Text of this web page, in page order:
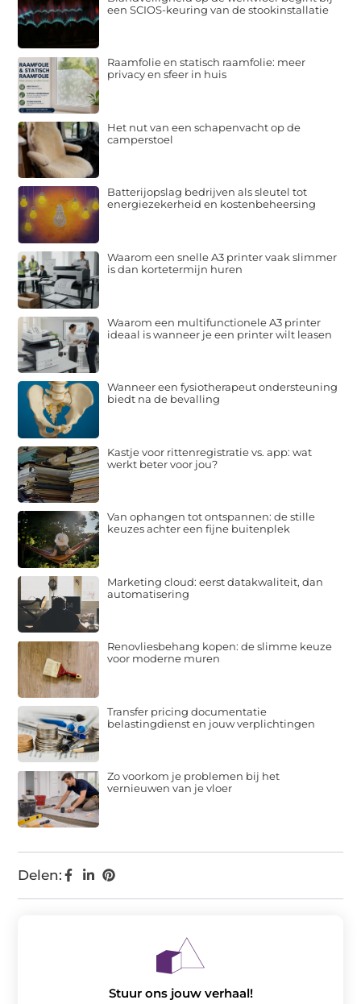
Delen:
een SCIOS-keuring van de stookinstallatie
Raamfolie en statisch raamfolie: meer
privacy en sfeer in huis
Het nut van een schapenvacht op de
camperstoel
Batterijopslag bedrijven als sleutel tot
energiezekerheid en kostenbeheersing
Waarom een snelle A3 printer vaak slimmer
is dan kortetermijn huren
Waarom een multifunctionele A3 printer
ideaal is wanneer je een printer wilt leasen
Wanneer een fysiotherapeut ondersteuning
biedt na de bevalling
Kastje voor rittenregistratie vs. app: wat
werkt beter voor jou?
Van ophangen tot ontspannen: de stille
keuzes achter een fijne buitenplek
Marketing cloud: eerst datakwaliteit, dan
automatisering
Renovliesbehang kopen: de slimme keuze
voor moderne muren
Transfer pricing documentatie
belastingdienst en jouw verplichtingen
Zo voorkom je problemen bij het
vernieuwen van je vloer
Stuur ons jouw verhaal!